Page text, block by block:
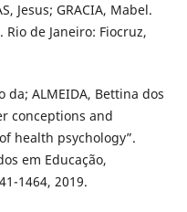
Jesus; GRACIA, Mabel.
de Janeiro: Fiocruz,
da; ALMEIDA, Bettina dos
conceptions and
health psychology”.
em Educação,
1464, 2019.